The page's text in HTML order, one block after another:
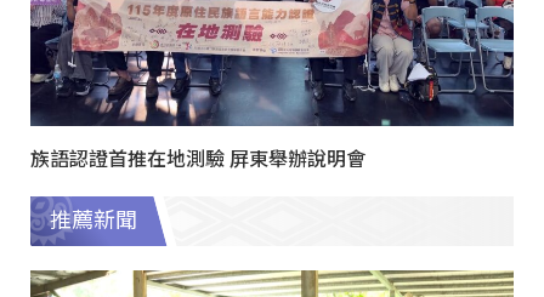
族語認證首推在地測驗 屏東舉辦說明會
推薦新聞